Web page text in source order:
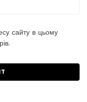
сайту в цьому